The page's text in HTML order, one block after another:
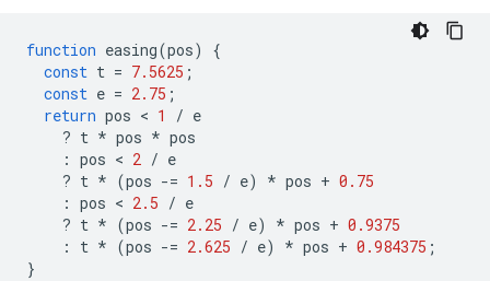
function easing(pos)
{
const t = 7.5625 ;
const e = 2.75 ;
return pos < 1 / e
? t * pos * pos
: pos < 2 / e
? t * (pos -= 1.5 / e) * pos + 0.75
: pos < 2.5 / e
? t * (pos -= 2.25 / e) * pos + 0.9375
:
t * (pos -= 2.625 / e) * pos + 0.984375 ;
}